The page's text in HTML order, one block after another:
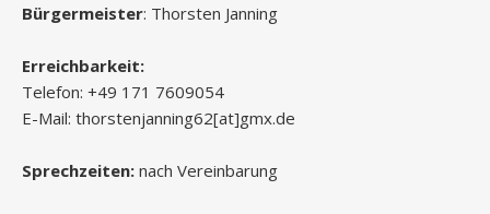
Bürgermeister: Thorsten Janning
Erreichbarkeit:
Telefon: +49 171 7609054
E-Mail: thorstenjanning62[at]gmx.de
Sprechzeiten: nach Vereinbarung